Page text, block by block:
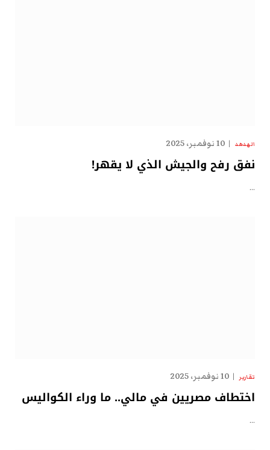
الهدهد 10 نوفمبر، 2025
نفق رفح والجيش الذي لا يقهر!
…
تقارير 10 نوفمبر، 2025
اختطاف مصريين في مالي.. ما وراء الكواليس
…